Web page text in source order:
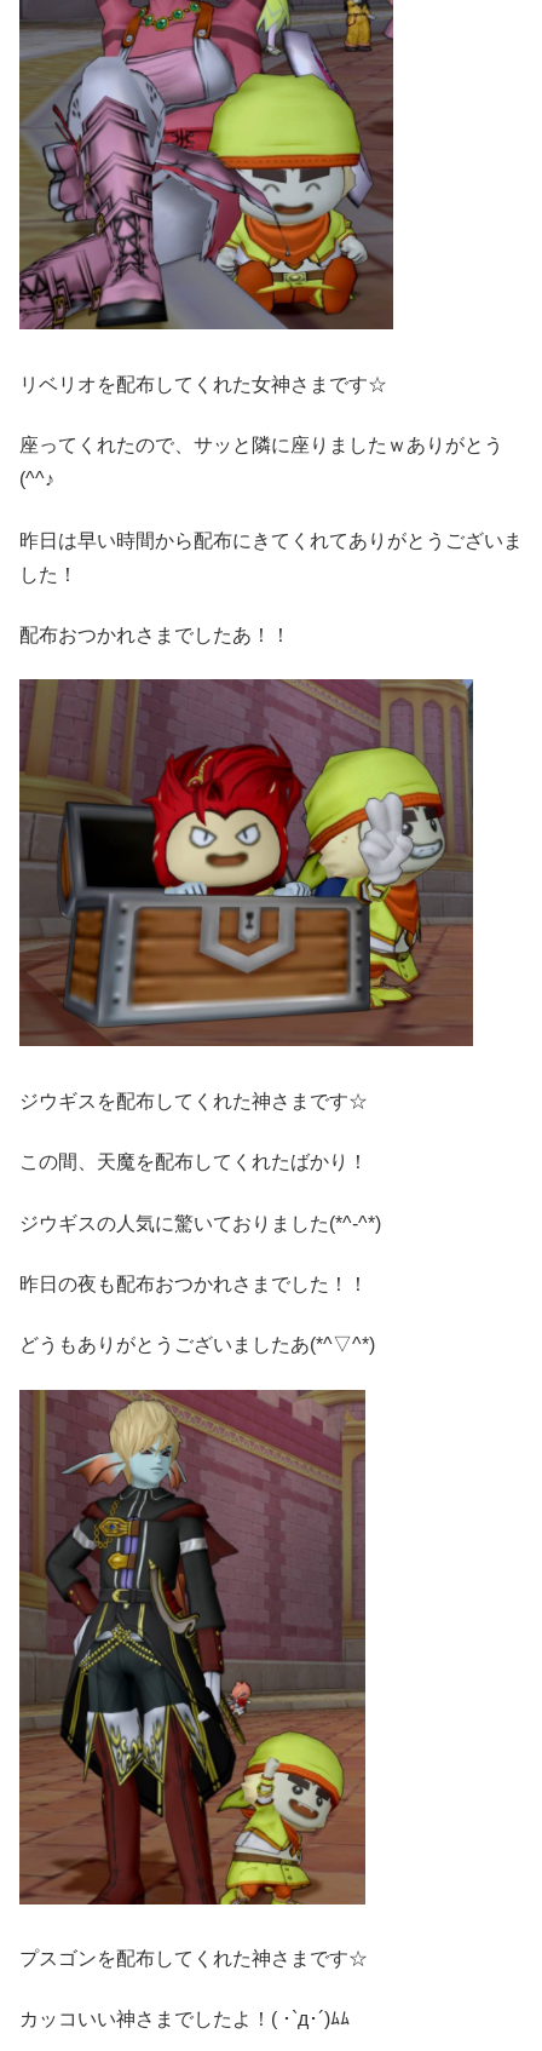
リベリオを配布してくれた女神さまです☆
座ってくれたので、サッと隣に座りましたｗありがとう
(^^♪
昨日は早い時間から配布にきてくれてありがとうございま
した！
配布おつかれさまでしたあ！！
ジウギスを配布してくれた神さまです☆
この間、天魔を配布してくれたばかり！
ジウギスの人気に驚いておりました(*^-^*)
昨日の夜も配布おつかれさまでした！！
どうもありがとうございましたあ(*^▽^*)
プスゴンを配布してくれた神さまです☆
カッコいい神さまでしたよ！( ･`д･´)ﾑﾑ